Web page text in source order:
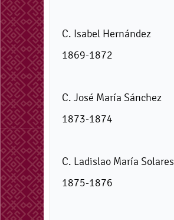
C. Isabel Hernández
1869-1872
C. José María Sánchez
1873-1874
C. Ladislao María Solares
1875-1876